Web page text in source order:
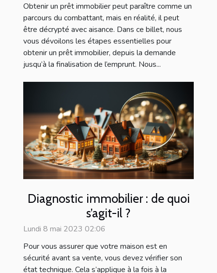
Obtenir un prêt immobilier peut paraître comme un
parcours du combattant, mais en réalité, il peut
être décrypté avec aisance. Dans ce billet, nous
vous dévoilons les étapes essentielles pour
obtenir un prêt immobilier, depuis la demande
jusqu’à la finalisation de l’emprunt. Nous...
Diagnostic immobilier : de quoi
s’agit-il ?
Lundi 8 mai 2023 02:06
Pour vous assurer que votre maison est en
sécurité avant sa vente, vous devez vérifier son
état technique. Cela s’applique à la fois à la